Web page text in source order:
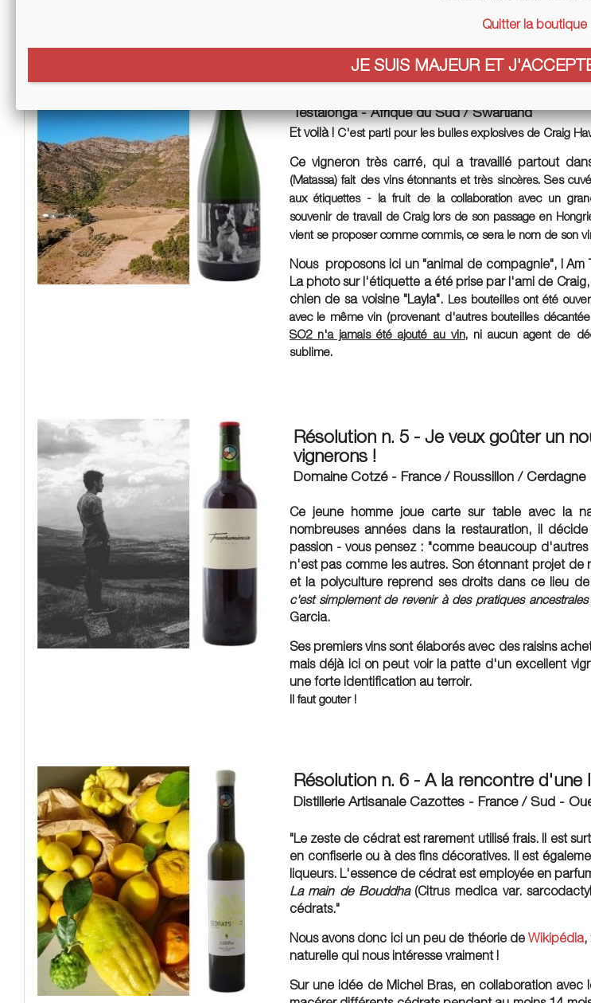
Résolution n. 4 - J'aimerais essayer
mais un vin sérieux !
Testalonga - Afrique du Sud / Swartland
Et voilà ! C'est parti pour les bulles explosives de Craig
Ce vigneron très carré, qui a travaillé partout
(Matassa) fait des vins étonnants ettrès sincères. Ses
aux étiquettes- lafruit de la collaboration avec un
souvenir de travail de Craiglors de son passage en
vient se proposer comme commis, ce sera le nom de son
Nous proposons ici un "animal de compagnie", I Am
La photo sur l'étiquette a été prise par l'ami de
chien de sa voisine "Layla". Les bouteilles ont été
avec le même vin (provenant d'autres bouteilles
SO2 n'a jamais été ajouté au vin, ni aucun agent de
sublime.
Résolution n. 5 - Je veux goûter un
vignerons !
Domaine Cotzé - France / Roussillon / Cerdagne
Ce jeune homme joue carte sur table avec la
nombreuses années dans la restauration, il
passion - vous pensez : "comme beaucoup
n'est pas comme les autres. Son étonnant projet de
et la polyculture reprend ses droits dans ce lieu
c'est simplement de revenir à des pratiques
Garcia.
Ses premiers vins sont élaborés avec des raisins
mais déjà ici on peut voir la patte d'un excellent
une forte identification au terroir.
Il faut gouter !
Résolution n. 6 - A la rencontre d'une
Distillerie Artisanale Cazottes - France / Sud -
"Le zeste de cédrat est rarement utilisé frais. Il est
en confiserie ou à des fins décoratives. Il est
liqueurs. L'essence de cédrat est employée en
La main de Bouddha(Citrus medica var.
cédrats."
Nous avons donc ici un peu de théorie deWikipédia,
naturelle qui nous intéresse vraiment !
Sur une idée de Michel Bras, en collaboration avec
Quitter la boutique
JE SUIS MAJEUR ET